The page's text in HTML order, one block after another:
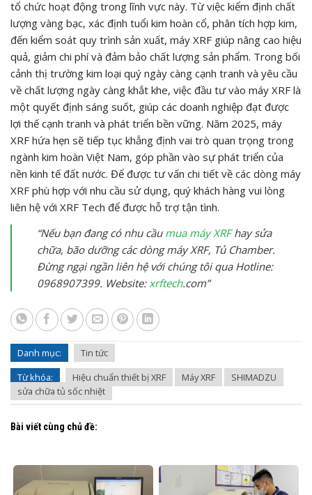
tổ chức hoạt động trong lĩnh vực này. Từ việc kiểm định chất
lượng vàng bạc, xác định tuổi kim hoàn cổ, phân tích hợp kim,
đến kiểm soát quy trình sản xuất, máy XRF giúp nâng cao hiệu
quả, giảm chi phí và đảm bảo chất lượng sản phẩm. Trong bối
cảnh thị trường kim loại quý ngày càng cạnh tranh và yêu cầu
về chất lượng ngày càng khắt khe, việc đầu tư vào máy XRF là
một quyết định sáng suốt, giúp các doanh nghiệp đạt được
lợi thế cạnh tranh và phát triển bền vững. Năm 2025, máy
XRF hứa hẹn sẽ tiếp tục khẳng định vai trò quan trọng trong
ngành kim hoàn Việt Nam, góp phần vào sự phát triển của
nền kinh tế đất nước. Để được tư vấn chi tiết về các dòng máy
XRF phù hợp với nhu cầu sử dụng, quý khách hàng vui lòng
liên hệ với XRF Tech để được hỗ trợ tận tình.
“Nếu bạn đang có nhu cầu mua máy XRFhay sửa
chữa, bão dưỡng các dòng máy XRF, Tủ Chamber.
Đừng ngại ngần liên hệ với chúng tôi qua Hotline:
0968907399. Website:xrftech.com”
Danh mục:
Tin tức
Từ khóa:
Hiệu chuẩn thiết bị XRF Máy XRF
SHIMADZU
sửa chữa tủ sốc nhiệt
Bài viết cùng chủ đề: